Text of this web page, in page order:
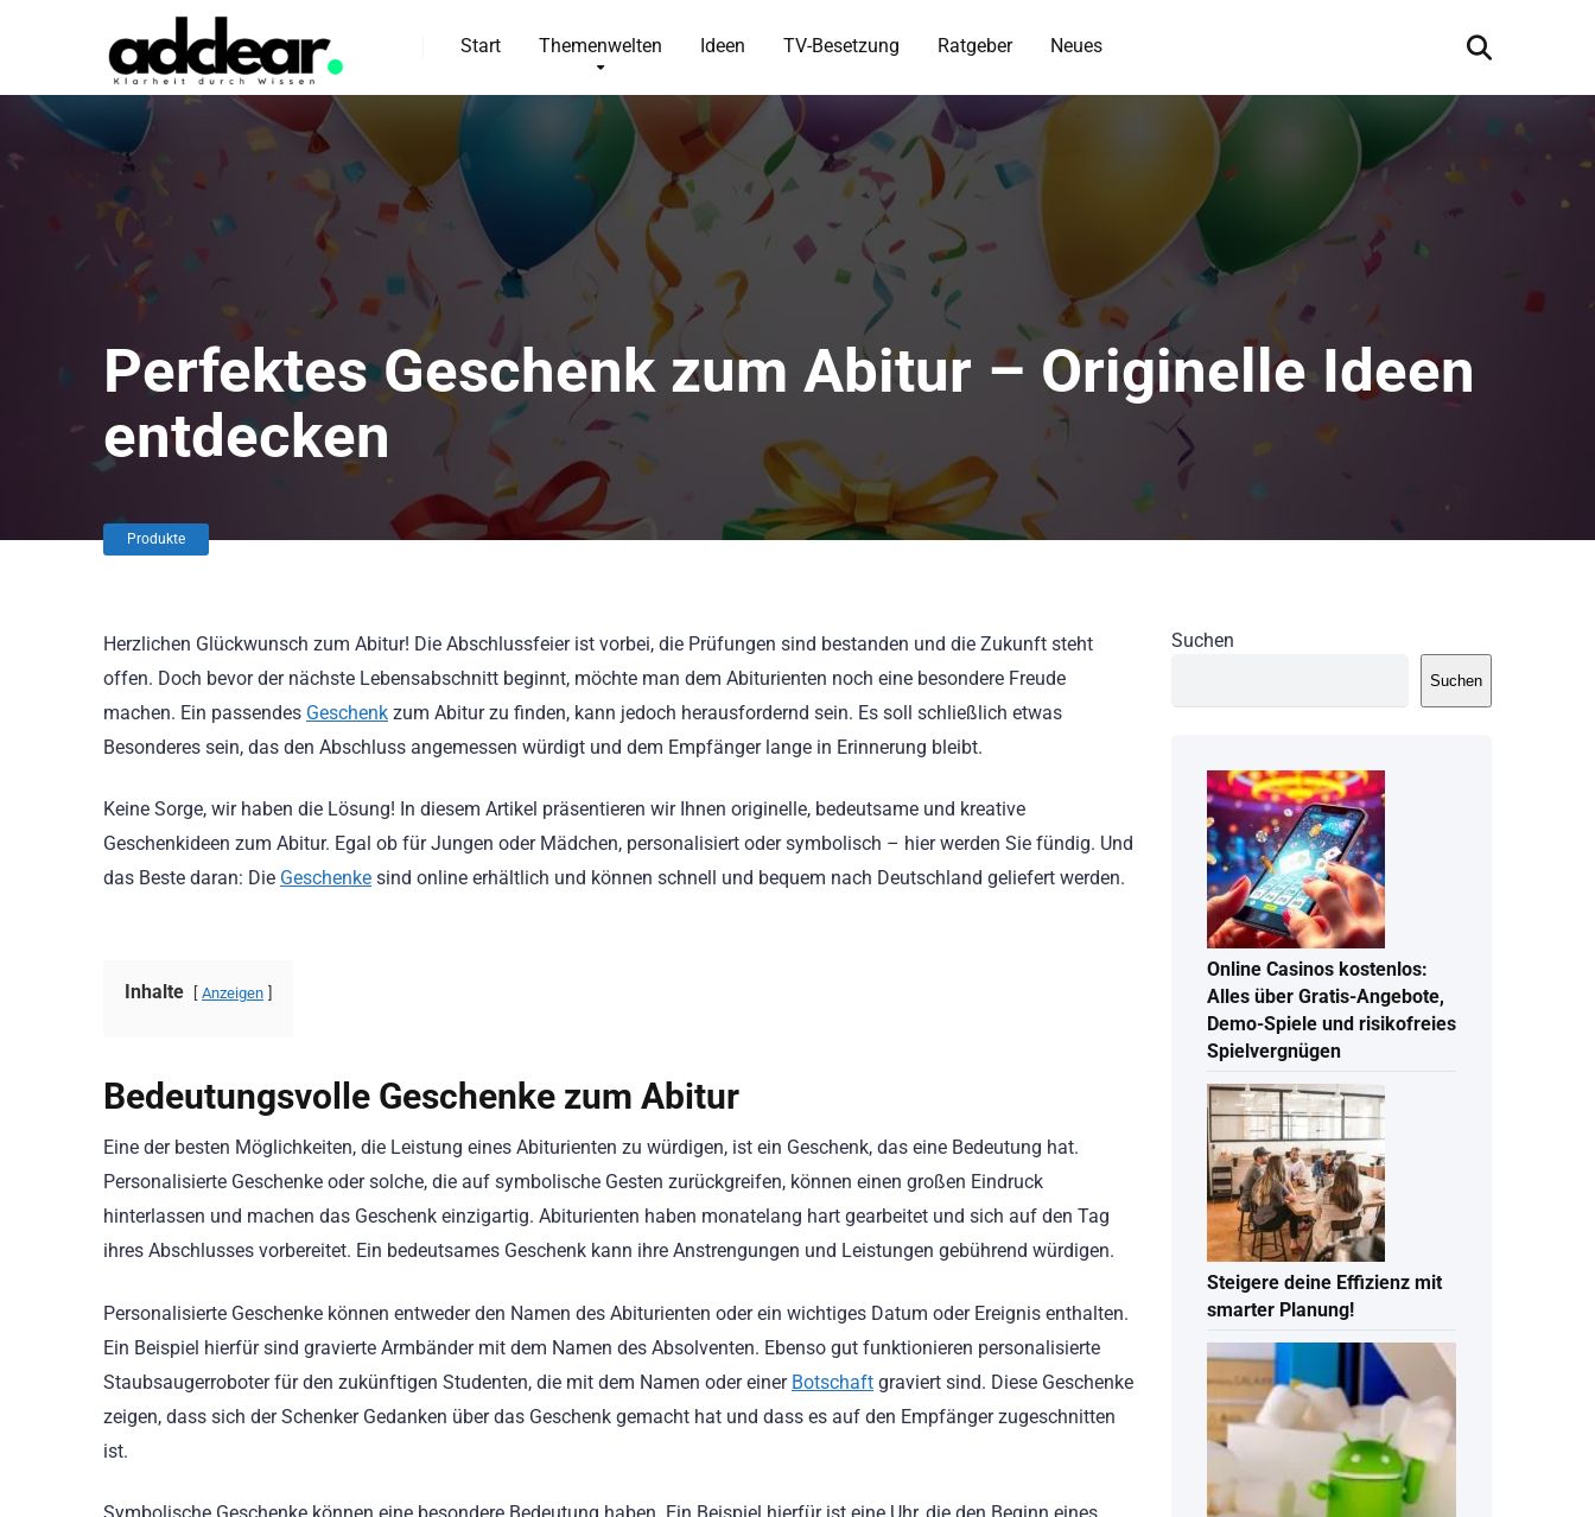
Start Themenwelten Ideen TV-Besetzung Ratgeber Neues
Perfektes Geschenk zum Abitur – Originelle Ideen
entdecken
Produkte
Herzlichen Glückwunsch zum Abitur! Die Abschlussfeier ist vorbei, die Prüfungen sind bestanden und die Zukunft steht
offen. Doch bevor der nächste Lebensabschnitt beginnt, möchte man dem Abiturienten noch eine besondere Freude
machen. Ein passendes Geschenk zum Abitur zu finden, kann jedoch herausfordernd sein. Es soll schließlich etwas
Besonderes sein, das den Abschluss angemessen würdigt und dem Empfänger lange in Erinnerung bleibt.
Keine Sorge, wir haben die Lösung! In diesem Artikel präsentieren wir Ihnen originelle, bedeutsame und kreative
Geschenkideen zum Abitur. Egal ob für Jungen oder Mädchen, personalisiert oder symbolisch – hier werden Sie fündig. Und
das Beste daran: Die Geschenke sind online erhältlich und können schnell und bequem nach Deutschland geliefert werden.
Inhalte Anzeigen
Bedeutungsvolle Geschenke zum Abitur
Eine der besten Möglichkeiten, die Leistung eines Abiturienten zu würdigen, ist ein Geschenk, das eine Bedeutung hat.
Personalisierte Geschenke oder solche, die auf symbolische Gesten zurückgreifen, können einen großen Eindruck
hinterlassen und machen das Geschenk einzigartig. Abiturienten haben monatelang hart gearbeitet und sich auf den Tag
ihres Abschlusses vorbereitet. Ein bedeutsames Geschenk kann ihre Anstrengungen und Leistungen gebührend würdigen.
Personalisierte Geschenke können entweder den Namen des Abiturienten oder ein wichtiges Datum oder Ereignis enthalten.
Ein Beispiel hierfür sind gravierte Armbänder mit dem Namen des Absolventen. Ebenso gut funktionieren personalisierte
Staubsaugerroboter für den zukünftigen Studenten, die mit dem Namen oder einer Botschaft graviert sind. Diese Geschenke
zeigen, dass sich der Schenker Gedanken über das Geschenk gemacht hat und dass es auf den Empfänger zugeschnitten
ist.
Suchen
Suchen
Online Casinos kostenlos:
Alles über Gratis-Angebote,
Demo-Spiele und risikofreies
Spielvergnügen
Steigere deine Effizienz mit
smarter Planung!